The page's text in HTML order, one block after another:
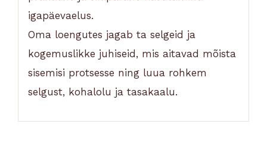
igapäevaelus.
Oma loengutes jagab ta selgeid ja
kogemuslikke juhiseid, mis aitavad mõista
sisemisi protsesse ning luua rohkem
selgust, kohalolu ja tasakaalu.